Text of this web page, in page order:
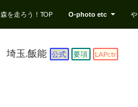
森を走ろう！TOP O-photo etc
埼玉.飯能 公式 要項 LAPctr